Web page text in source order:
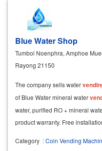
Blue Water Shop
Tumbol Noenphra, Amphoe
Rayong 21150
The company sells water
of Blue Water mineral water
water, purified RO + mineral
product warranty. Free
Category :Coin Vending